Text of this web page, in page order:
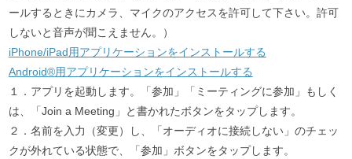
ールするときにカメラ、マイクのアクセスを許可して下さい。許可
しないと音声が聞こえません。）
iPhone/iPad用アプリケーションをインストールする
Android®用アプリケーションをインストールする
１．アプリを起動します。「参加」「ミーティングに参加」もしく
は、「Join a Meeting」と書かれたボタンをタップします。
２．名前を入力（変更）し、「オーディオに接続しない」のチェッ
クが外れている状態で、「参加」ボタンをタップします。